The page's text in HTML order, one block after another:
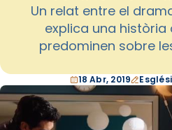
Un relat entre el
explica una història
predominen sobre
18 Abr, 2019